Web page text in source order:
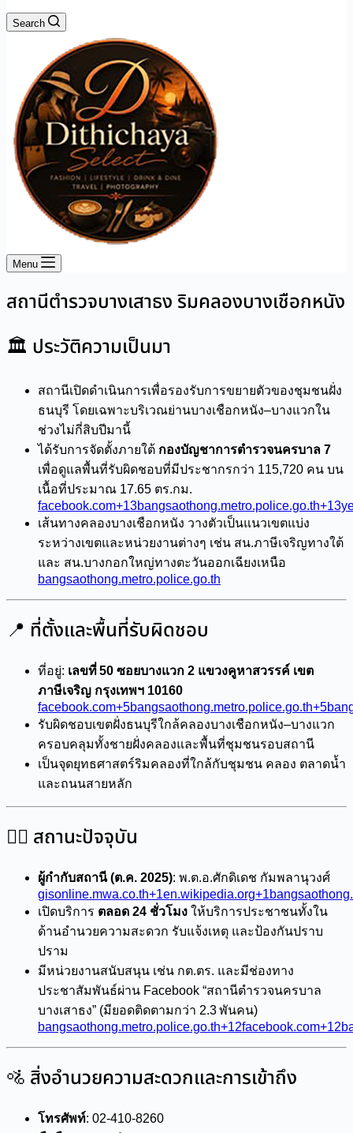
Search
Menu
สถานีตำรวจบางเสาธง ริมคลองบางเชือกหนัง
🏛 ประวัติความเป็นมา
สถานีเปิดดำเนินการเพื่อรองรับการขยายตัวของชุมชนฝั่ง
ธนบุรี โดยเฉพาะบริเวณย่านบางเชือกหนัง–บางแวกใน
ช่วงไม่กี่สิบปีมานี้
ได้รับการจัดตั้งภายใต้ กองบัญชาการตำรวจนครบาล 7
เพื่อดูแลพื้นที่รับผิดชอบที่มีประชากรกว่า 115,720 คน บน
เนื้อที่ประมาณ 17.65 ตร.กม.
เส้นทางคลองบางเชือกหนัง วางตัวเป็นแนวเขตแบ่ง
ระหว่างเขตและหน่วยงานต่างๆ เช่น สน.ภาษีเจริญทางใต้
และ สน.บางกอกใหญ่ทางตะวันออกเฉียงเหนือ
bangsaothong.metro.police.go.th
📍 ที่ตั้งและพื้นที่รับผิดชอบ
ที่อยู่: เลขที่ 50 ซอยบางแวก 2 แขวงคูหาสวรรค์ เขต
ภาษีเจริญ กรุงเทพฯ 10160
รับผิดชอบเขตฝั่งธนบุรีใกล้คลองบางเชือกหนัง–บางแวก
ครอบคลุมทั้งชายฝั่งคลองและพื้นที่ชุมชนรอบสถานี
เป็นจุดยุทธศาสตร์ริมคลองที่ใกล้กับชุมชน คลอง ตลาดน้ำ
และถนนสายหลัก
👮‍♂️ สถานะปัจจุบัน
ผู้กำกับสถานี (ต.ค. 2025): พ.ต.อ.ศักดิเดช กัมพลานุวงศ์
gisonline.mwa.co.th+1en.wikipedia.org+1
เปิดบริการ ตลอด 24 ชั่วโมง ให้บริการประชาชนทั้งใน
ด้านอำนวยความสะดวก รับแจ้งเหตุ และป้องกันปราบ
ปราม
มีหน่วยงานสนับสนุน เช่น กต.ตร. และมีช่องทาง
ประชาสัมพันธ์ผ่าน Facebook “สถานีตำรวจนครบาล
บางเสาธง” (มียอดติดตามกว่า 2.3 พันคน)
🚵 สิ่งอำนวยความสะดวกและการเข้าถึง
โทรศัพท์: 02‑410‑8260